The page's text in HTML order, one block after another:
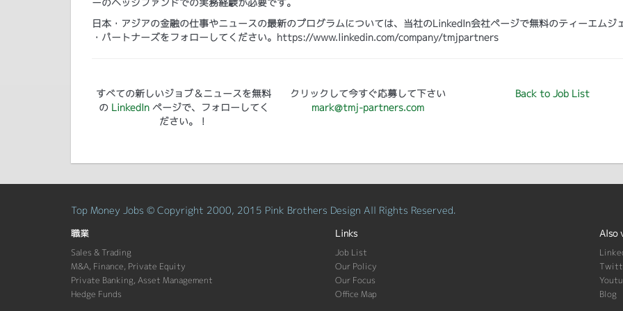
日本・アジアの金融の仕事やニュースの最新のプログラムについては、当社のLinkedIn会社ページで無料のティーエムジ
・パートナーズをフォローしてください。https://www.linkedin.com/company/tmjpartners
すべての新しいジョブ＆ニュースを無料
の LinkedInページで、フォローしてく
ださい。！
クリックして今すぐ応募して下さい
mark@tmj-partners.com
Back to Job List
Top Money Jobs © Copyright 2000, 2015 Pink Brothers Design All Rights Reserved.
職業
Sales & Trading
M&A, Finance, Private Equity
Private Banking, Asset Management
Hedge Funds
Links
Job List
Our Policy
Our Focus
Office Map
Also
Blog